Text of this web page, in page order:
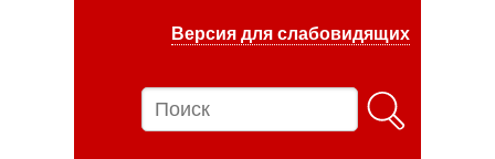
Версия для слабовидящих
Поиск